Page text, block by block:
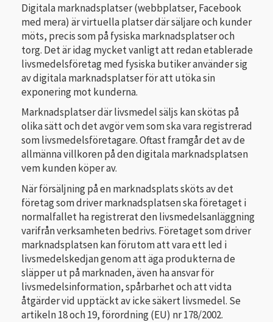
Digitala marknadsplatser (webbplatser, Facebook
med mera) är virtuella platser där säljare och kunder
möts, precis som på fysiska marknadsplatser och
torg. Det är idag mycket vanligt att redan etablerade
livsmedelsföretag med fysiska butiker använder sig
av digitala marknadsplatser för att utöka sin
exponering mot kunderna.
Marknadsplatser där livsmedel säljs kan skötas på
olika sätt och det avgör vem som ska vara registrerad
som livsmedelsföretagare. Oftast framgår det av de
allmänna villkoren på den digitala marknadsplatsen
vem kunden köper av.
När försäljning på en marknadsplats sköts av det
företag som driver marknadsplatsen ska företaget i
normalfallet ha registrerat den livsmedelsanläggning
varifrån verksamheten bedrivs. Företaget som driver
marknadsplatsen kan förutom att vara ett led i
livsmedelskedjan genom att äga produkterna de
släpper ut på marknaden, även ha ansvar för
livsmedelsinformation, spårbarhet och att vidta
åtgärder vid upptäckt av icke säkert livsmedel. Se
artikeln 18 och 19, förordning (EU) nr 178/2002.